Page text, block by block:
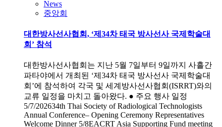
News
중앙회
대한방사선사협회, ‘제34차 태국 방사선사 국제학술대
회’ 참석
대한방사선사협회는 지난 5월 7일부터 9일까지 사흘간
파타야에서 개최된 ‘제34차 태국 방사선사 국제학술대
회’에 참석하여 각국 및 세계방사선사협회(ISRRT)와의
교류 일정을 마치고 돌아왔다. ● 주요 행사 일정
5/7/202634th Thai Society of Radiological Technologists
Annual Conference– Opening Ceremony Representatives
Welcome Dinner 5/8EACRT Asia Supporting Fund meeting